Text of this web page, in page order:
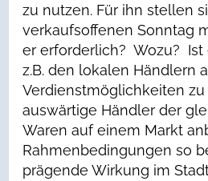
zu nutzen. Für ihn stellen
verkaufsoffenen Sonntag
er erforderlich? Wozu? Ist
z.B. den lokalen Händlern
Verdienstmöglichkeiten
auswärtige Händler der
Waren auf einem Markt
Rahmenbedingungen so
prägende Wirkung im